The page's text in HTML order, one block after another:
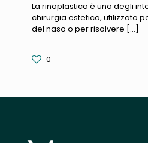
La rinoplastica è uno degli
chirurgia estetica, utilizzato
del naso o per risolvere […]
0